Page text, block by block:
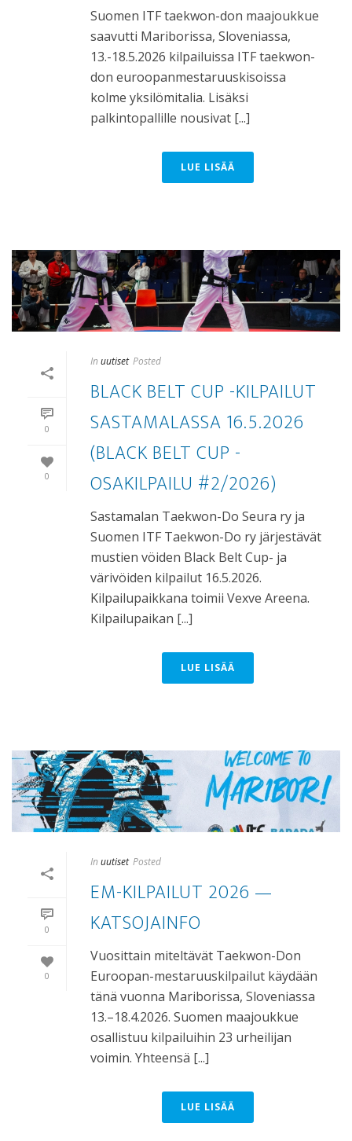
Suomen ITF taekwon-don maajoukkue
saavutti Mariborissa, Sloveniassa,
13.-18.5.2026 kilpailuissa ITF taekwon-
don euroopanmestaruuskisoissa
kolme yksilömitalia. Lisäksi
palkintopallille nousivat [...]
LUE LISÄÄ
0
0
In uutiset Posted
BLACK BELT CUP -KILPAILUT
SASTAMALASSA 16.5.2026
(BLACK BELT CUP -
OSAKILPAILU #2/2026)
Sastamalan Taekwon-Do Seura ry ja
Suomen ITF Taekwon-Do ry järjestävät
mustien vöiden Black Belt Cup- ja
värivöiden kilpailut 16.5.2026.
Kilpailupaikkana toimii Vexve Areena.
Kilpailupaikan [...]
LUE LISÄÄ
0
0
In uutiset Posted
EM-KILPAILUT 2026 —
KATSOJAINFO
Vuosittain miteltävät Taekwon-Don
Euroopan-mestaruuskilpailut käydään
tänä vuonna Mariborissa, Sloveniassa
13.–18.4.2026. Suomen maajoukkue
osallistuu kilpailuihin 23 urheilijan
voimin. Yhteensä [...]
LUE LISÄÄ